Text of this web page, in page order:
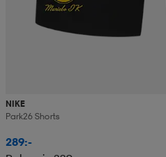
NIKE
Park26 Shorts
289:-